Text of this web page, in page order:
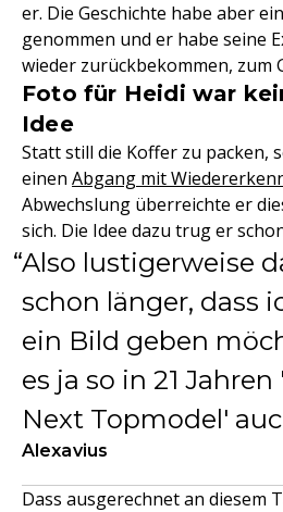
er. Die Geschichte habe aber
genommen und er habe seine
wieder zurückbekommen, zum
Foto für Heidi war
Idee
Statt still die Koffer zu packen,
einen Abgang mit
Abwechslung überreichte er
sich. Die Idee dazu trug er
Also lustigerweise
schon länger, dass
ein Bild geben
es ja so in 21
Next Topmodel'
Alexavius
Dass ausgerechnet an diesem